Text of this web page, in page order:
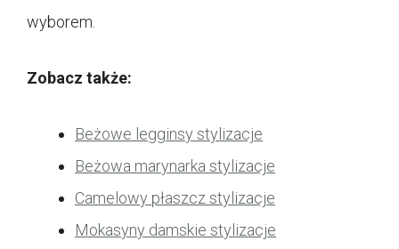
wyborem.
Zobacz także:
Beżowe legginsy stylizacje
Beżowa marynarka stylizacje
Camelowy płaszcz stylizacje
Mokasyny damskie stylizacje